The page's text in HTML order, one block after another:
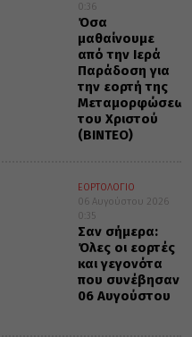
0:36
Όσα
μαθαίνουμε
από την Ιερά
Παράδοση για
την εορτή της
Μεταμορφώσεως
του Χριστού
(ΒΙΝΤΕΟ)
ΕΟΡΤΟΛΟΓΙΟ
06 Αυγούστου 2026
0:35
Σαν σήμερα:
Όλες οι εορτές
και γεγονότα
που συνέβησαν
06 Αυγούστου